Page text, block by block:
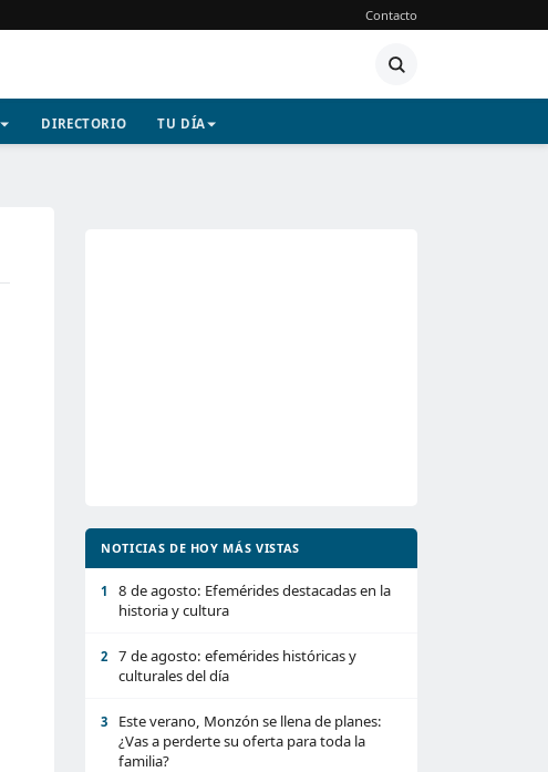
Contacto
DIRECTORIO TU DÍA
NOTICIAS DE HOY MÁS VISTAS
1
8 de agosto: Efemérides destacadas en la
historia y cultura
2
7 de agosto: efemérides históricas y
culturales del día
3
Este verano, Monzón se llena de planes:
¿Vas a perderte su oferta para toda la
familia?